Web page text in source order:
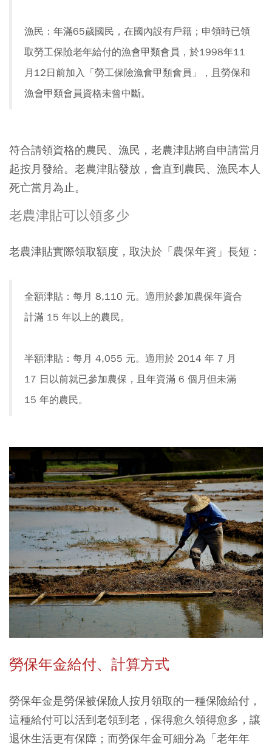
漁民：年滿65歲國民，在國內設有戶籍；申領時已領
取勞工保險老年給付的漁會甲類會員，於1998年11
月12日前加入「勞工保險漁會甲類會員」，且勞保和
漁會甲類會員資格未曾中斷。
符合請領資格的農民、漁民，老農津貼將自申請當月
起按月發給。老農津貼發放，會直到農民、漁民本人
死亡當月為止。
老農津貼可以領多少
老農津貼實際領取額度，取決於「農保年資」長短：
全額津貼：每月 8,110 元。適用於參加農保年資合
計滿 15 年以上的農民。
半額津貼：每月 4,055 元。適用於 2014 年 7 月
17 日以前就已參加農保，且年資滿 6 個月但未滿
15 年的農民。
勞保年金給付、計算方式
勞保年金是勞保被保險人按月領取的一種保險給付，
這種給付可以活到老領到老，保得愈久領得愈多，讓
退休生活更有保障；而勞保年金可細分為「老年年